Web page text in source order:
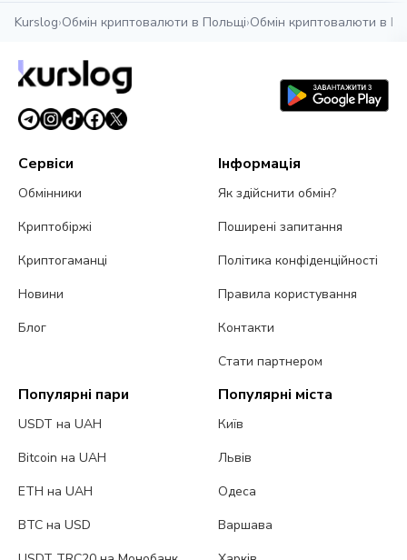
Kurslog›Обмін криптовалюти в Польщі›Обмін криптовалюти в
Сервіси
Обмінники
Криптобіржі
Криптогаманці
Новини
Блог
Інформація
Як здійснити обмін?
Поширені запитання
Політика конфіденційності
Правила користування
Контакти
Стати партнером
Популярні пари
USDT на UAH
Bitcoin на UAH
ETH на UAH
BTC на USD
Популярні міста
Київ
Львів
Одеса
Варшава